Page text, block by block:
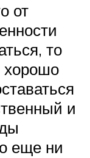
от
то
хорошо
и
еще ни